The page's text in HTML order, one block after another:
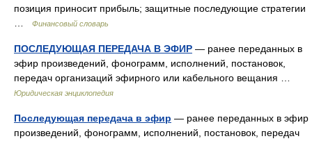
позиция приносит прибыль; защитные последующие стратегии
Финансовый словарь
ПОСЛЕДУЮЩАЯ ПЕРЕДАЧА В ЭФИР — ранее переданных в
эфир произведений, фонограмм, исполнений, постановок,
передач организаций эфирного или кабельного вещания …
Юридическая энциклопедия
Последующая передача в эфир — ранее переданных в эфир
произведений, фонограмм, исполнений, постановок, передач